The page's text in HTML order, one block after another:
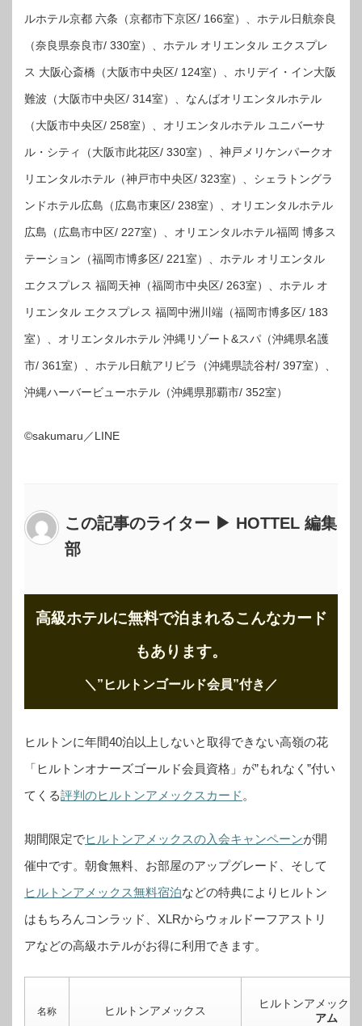
ルホテル京都 六条（京都市下京区/ 166室）、ホテル日航奈良
（奈良県奈良市/ 330室）、ホテル オリエンタル エクスプレ
ス 大阪心斎橋（大阪市中央区/ 124室）、ホリデイ・イン大阪
難波（大阪市中央区/ 314室）、なんばオリエンタルホテル
（大阪市中央区/ 258室）、オリエンタルホテル ユニバーサ
ル・シティ（大阪市此花区/ 330室）、神戸メリケンパークオ
リエンタルホテル（神戸市中央区/ 323室）、シェラトングラ
ンドホテル広島（広島市東区/ 238室）、オリエンタルホテル
広島（広島市中区/ 227室）、オリエンタルホテル福岡 博多ス
テーション（福岡市博多区/ 221室）、ホテル オリエンタル
エクスプレス 福岡天神（福岡市中央区/ 263室）、ホテル オ
リエンタル エクスプレス 福岡中洲川端（福岡市博多区/ 183
室）、オリエンタルホテル 沖縄リゾート&スパ（沖縄県名護
市/ 361室）、ホテル日航アリビラ（沖縄県読谷村/ 397室）、
沖縄ハーバービューホテル（沖縄県那覇市/ 352室）
©sakumaru／LINE
この記事のライター ▶ HOTTEL 編集
部
高級ホテルに無料で泊まれるこんなカード
もあります。
＼”ヒルトンゴールド会員”付き ／
ヒルトンに年間40泊以上しないと取得できない高嶺の花
「ヒルトンオナーズゴールド会員資格」が”もれなく”付い
てくる評判のヒルトンアメックスカード。
期間限定でヒルトンアメックスの入会キャンペーンが開
催中です。 朝食無料、お部屋のアップグレード、そして
ヒルトンアメックス無料宿泊などの特典によりヒルトン
はもちろんコンラッド、XLRからウォルドーフアストリ
アなどの高級ホテルがお得に利用できます。
名称 ヒルトンアメックス
ヒルトンアメックス
アム